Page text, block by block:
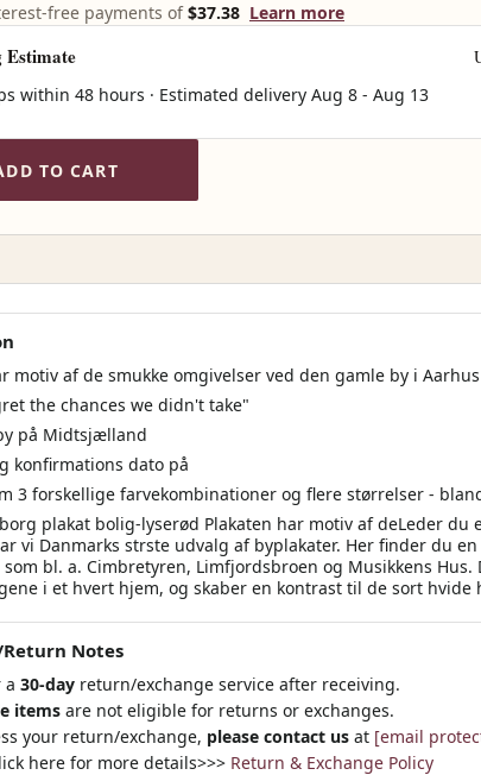
free payments of$37.38 Learn more
Estimate
within 48 hours · Estimated delivery Aug 8 - Aug 13
TO CART
motiv af de smukke omgivelser ved den gamle by i
the chances we didn't take"
på Midtsjælland
konfirmations dato på
3 forskellige farvekombinationer og flere størrelser -
plakat bolig-lyserød Plakaten har motiv af deLeder
vi Danmarks strste udvalg af byplakater. Her finder du
som bl. a. Cimbretyren, Limfjordsbroen og Musikkens
i et hvert hjem, og skaber en kontrast til de sort hvide
Notes
a 30-day return/exchange service after receiving.
items are not eligible for returns or exchanges.
your return/exchange, please contact us at [email
here for more details>>> Return & Exchange Policy